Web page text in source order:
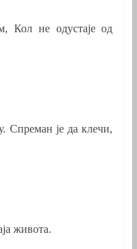
Кол не одустаје од
Спреман је да клечи,
живота.